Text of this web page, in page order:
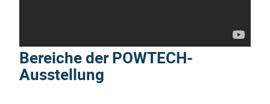
Bereiche der POWTECH-
Ausstellung